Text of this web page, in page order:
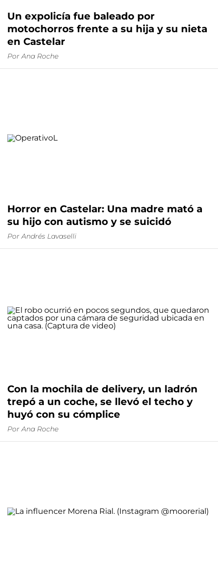
Un expolicía fue baleado por
motochorros frente a su hija y su nieta
en Castelar
Por Ana Roche
Horror en Castelar: Una madre mató a
su hijo con autismo y se suicidó
Por Andrés Lavaselli
Con la mochila de delivery, un ladrón
trepó a un coche, se llevó el techo y
huyó con su cómplice
Por Ana Roche